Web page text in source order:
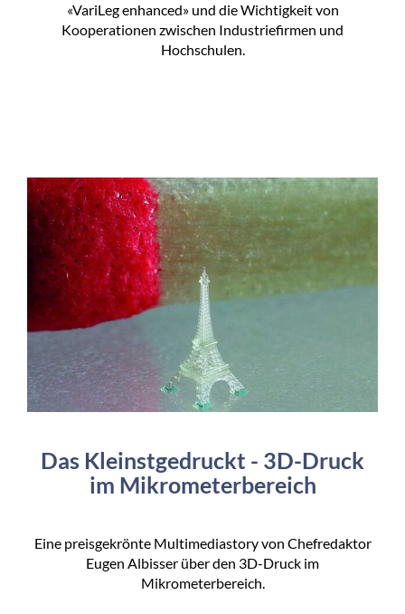
«VariLeg enhanced» und die Wichtigkeit von
Kooperationen zwischen Industriefirmen und
Hochschulen.
Das Kleinstgedruckt - 3D-Druck
im Mikrometerbereich
Eine preisgekrönte Multimediastory von Chefredaktor
Eugen Albisser über den 3D-Druck im
Mikrometerbereich.